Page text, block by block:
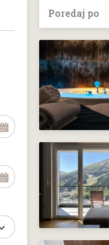
Poredaj po